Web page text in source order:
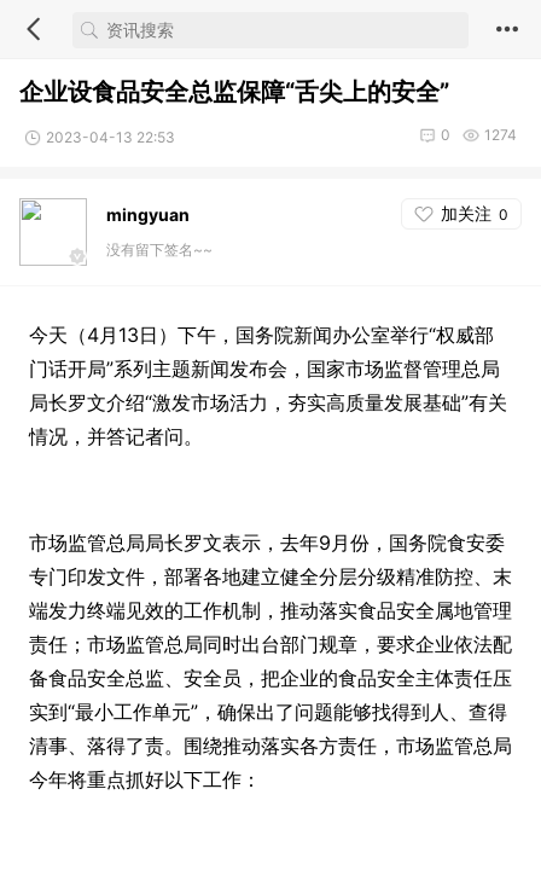
企业设食品安全总监保障“舌尖上的安全”
2023-04-13 22:53 1274
0
mingyuan 加关注 0
没有留下签名~~
今天（4月13日）下午，国务院新闻办公室举行“权威部
门话开局”系列主题新闻发布会，国家市场监督管理总局
局长罗文介绍“激发市场活力，夯实高质量发展基础”有关
情况，并答记者问。
市场监管总局局长罗文表示，去年9月份，国务院食安委
专门印发文件，部署各地建立健全分层分级精准防控、末
端发力终端见效的工作机制，推动落实食品安全属地管理
责任；市场监管总局同时出台部门规章，要求企业依法配
备食品安全总监、安全员，把企业的食品安全主体责任压
实到“最小工作单元”，确保出了问题能够找得到人、查得
清事、落得了责。围绕推动落实各方责任，市场监管总局
今年将重点抓好以下工作：